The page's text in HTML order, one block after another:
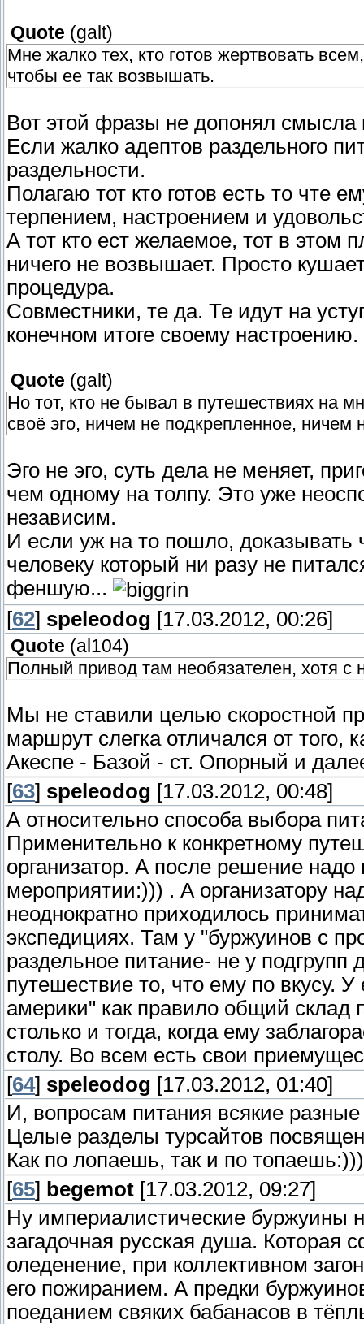
Quote (galt)
Мне жалко тех, кто готов жертвовать
чтобы ее так возвышать.
Вот этой фразы не допонял
Если жалко адептов раздельного
раздельности.
Полагаю тот кто готов есть то чте
терпением, настроением и
А тот кто ест желаемое, тот в этом
ничего не возвышает. Просто
процедура.
Совместники, те да. Те идут на
конечном итоге своему настроению.
Quote (galt)
Но тот, кто не бывал в путешествиях на
своё эго, ничем не подкрепленное, ничем
Эго не эго, суть дела не меняет,
чем одному на толпу. Это уже
независим.
И если уж на то пошло, доказывать
человеку который ни разу не
феншую...
[62] speleodog [17.03.2012, 00:26]
Quote (al104)
Полный привод там необязателен, хотя с
Мы не ставили целью скоростной
маршрут слегка отличался от того,
Акеспе - Базой - ст. Опорный и
[63] speleodog [17.03.2012, 00:48]
А относительно способа выбора
Применительно к конкретному
организатор. А после решение надо
мероприятии:))) . А организатору
неоднократно приходилось
экспедициях. Там у "буржуинов с
раздельное питание- не у
путешествие то, что ему по вкусу.
америки" как правило общий склад
столько и тогда, когда ему
столу. Во всем есть свои
[64] speleodog [17.03.2012, 01:40]
И, вопросам питания всякие
Целые разделы турсайтов
Как по лопаешь, так и по топаешь:)))
[65] begemot [17.03.2012, 09:27]
Ну империалистические буржуины
загадочная русская душа. Которая
оледенение, при коллективном
его пожиранием. А предки
поеданием свяких бабанасов в